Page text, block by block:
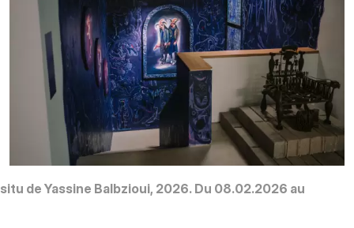
de Yassine Balbzioui, 2026. Du 08.02.2026 au